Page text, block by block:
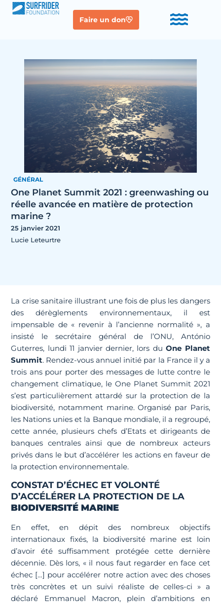
Faire un don
GÉNÉRAL
One Planet Summit 2021 : greenwashing ou
réelle avancée en matière de protection
marine ?
25 janvier 2021
Lucie Leteurtre
La crise sanitaire illustrant une fois de plus les dangers
des dérèglements environnementaux, il est
impensable de « revenir à l’ancienne normalité », a
insisté le secrétaire général de l’ONU, António
Guterres, lundi 11 janvier dernier, lors duOne Planet
Summit. Rendez-vous annuel initié par la France il y a
trois ans pour porter des messages de lutte contre le
changement climatique, le One Planet Summit 2021
s’est particulièrement attardé sur la protection de la
biodiversité, notamment marine. Organisé par Paris,
les Nations unies et la Banque mondiale, il a regroupé,
cette année, plusieurs chefs d’Etats et dirigeants de
banques centrales ainsi que de nombreux acteurs
privés dans le but d’accélérer les actions en faveur de
la protection environnementale.
CONSTAT D’ÉCHEC ET VOLONTÉ
D’ACCÉLÉRER LA PROTECTION DE LA
BIODIVERSITÉ MARINE
En effet, en dépit des nombreux objectifs
internationaux fixés, la biodiversité marine est loin
d’avoir été suffisamment protégée cette dernière
décennie. Dès lors, « il nous faut regarder en face cet
échec […] pour accélérer notre action avec des choses
très concrètes et un suivi réaliste de celles-ci » a
déclaré Emmanuel Macron, plein d’ambitions en